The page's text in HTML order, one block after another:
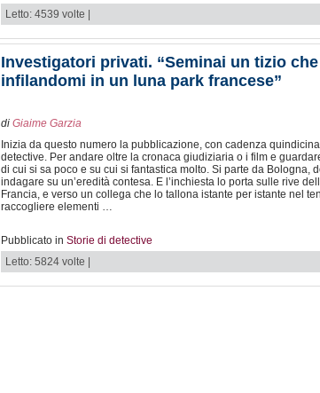
Letto: 4539 volte |
Investigatori privati. “Seminai un tizio
infilandomi in un luna park francese”
di Giaime Garzia
Inizia da questo numero la pubblicazione, con cadenza
detective. Per andare oltre la cronaca giudiziaria o i film e
di cui si sa poco e su cui si fantastica molto. Si parte da Bologna,
indagare su un’eredità contesa. E l’inchiesta lo porta sulle rive
Francia, e verso un collega che lo tallona istante per istante nel
raccogliere elementi …
Pubblicato in Storie di detective
Letto: 5824 volte |